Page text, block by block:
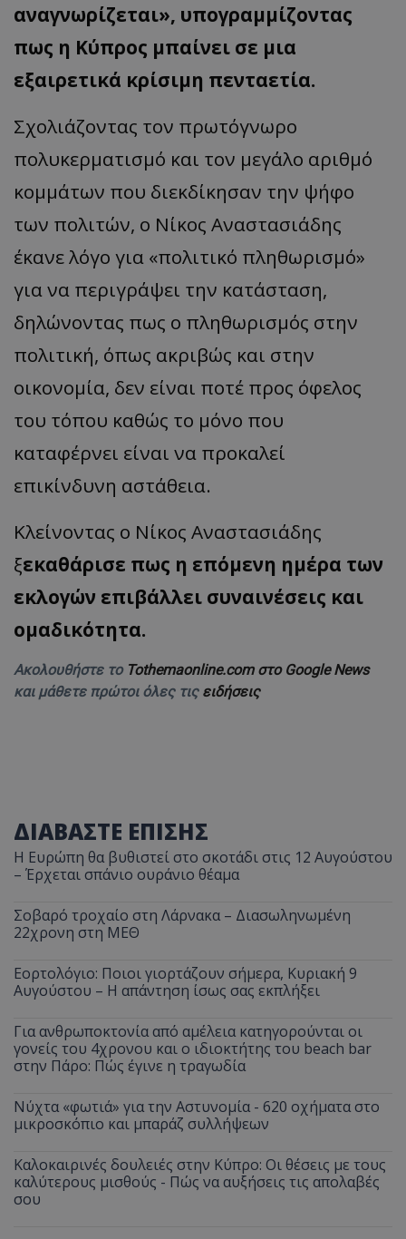
αναγνωρίζεται», υπογραμμίζοντας
πως η Κύπρος μπαίνει σε μια
εξαιρετικά κρίσιμη πενταετία.
Σχολιάζοντας τον πρωτόγνωρο
πολυκερματισμό και τον μεγάλο αριθμό
κομμάτων που διεκδίκησαν την ψήφο
των πολιτών, ο Νίκος Αναστασιάδης
έκανε λόγο για «πολιτικό πληθωρισμό»
για να περιγράψει την κατάσταση,
δηλώνοντας πως ο πληθωρισμός στην
πολιτική, όπως ακριβώς και στην
οικονομία, δεν είναι ποτέ προς όφελος
του τόπου καθώς το μόνο που
καταφέρνει είναι να προκαλεί
επικίνδυνη αστάθεια.
​Κλείνοντας ο Νίκος Αναστασιάδης
ξεκαθάρισε πως η επόμενη ημέρα των
εκλογών επιβάλλει συναινέσεις και
ομαδικότητα.
Ακολουθήστε το Tothemaonline.com στο Google News
και μάθετε πρώτοι όλες τις ειδήσεις
ΔΙΑΒΑΣΤΕ ΕΠΙΣΗΣ
Η Ευρώπη θα βυθιστεί στο σκοτάδι στις 12 Αυγούστου
– Έρχεται σπάνιο ουράνιο θέαμα
Σοβαρό τροχαίο στη Λάρνακα – Διασωληνωμένη
22χρονη στη ΜΕΘ
Εορτολόγιο: Ποιοι γιορτάζουν σήμερα, Κυριακή 9
Αυγούστου – Η απάντηση ίσως σας εκπλήξει
Για ανθρωποκτονία από αμέλεια κατηγορούνται οι
γονείς του 4χρονου και ο ιδιοκτήτης του beach bar
στην Πάρο: Πώς έγινε η τραγωδία
Νύχτα «φωτιά» για την Αστυνομία - 620 οχήματα στο
μικροσκόπιο και μπαράζ συλλήψεων
Καλοκαιρινές δουλειές στην Κύπρο: Οι θέσεις με τους
καλύτερους μισθούς - Πώς να αυξήσεις τις απολαβές
σου